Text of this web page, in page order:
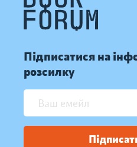
Підписатися на
розсилку